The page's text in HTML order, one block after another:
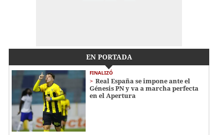
EN PORTADA
FINALIZÓ
Real España se impone ante el
Génesis PN y va a marcha perfecta
en el Apertura